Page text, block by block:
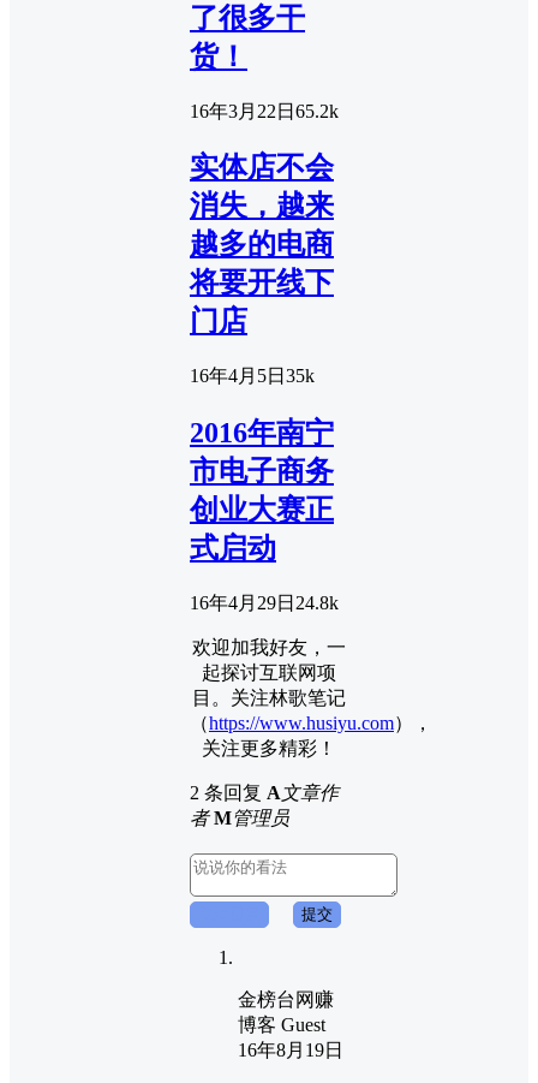
了很多干
货！
16年3月22日 65.2k
实体店不会
消失，越来
越多的电商
将要开线下
门店
16年4月5日 35k
2016年南宁
市电子商务
创业大赛正
式启动
16年4月29日 24.8k
欢迎加我好友，一
起探讨互联网项
目。关注林歌笔记
（https://www.husiyu.com），
关注更多精彩！
2 条回复 A文章作
者 M管理员
提交
金榜台网赚
博客 Guest
16年8月19日